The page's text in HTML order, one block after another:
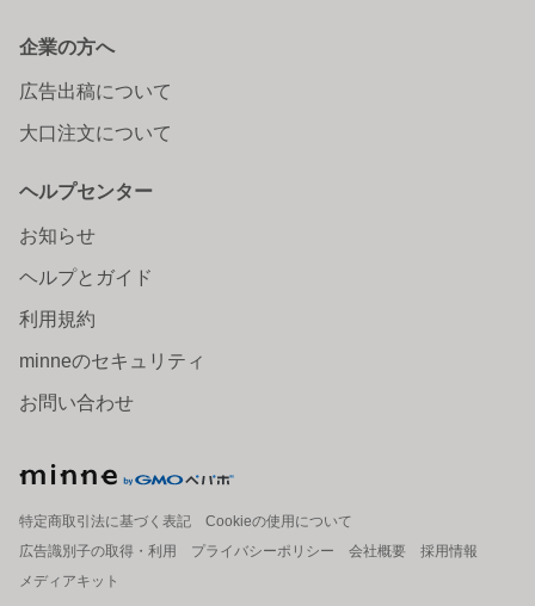
企業の方へ
広告出稿について
大口注文について
ヘルプセンター
お知らせ
ヘルプとガイド
利用規約
minneのセキュリティ
お問い合わせ
特定商取引法に基づく表記
Cookieの使用について
広告識別子の取得・利用
プライバシーポリシー 会社概要
採用情報
メディアキット